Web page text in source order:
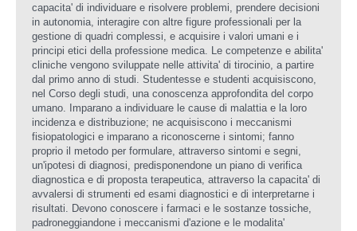
capacita' di individuare e risolvere problemi, prendere decisioni
in autonomia, interagire con altre figure professionali per la
gestione di quadri complessi, e acquisire i valori umani e i
principi etici della professione medica. Le competenze e abilita'
cliniche vengono sviluppate nelle attivita' di tirocinio, a partire
dal primo anno di studi. Studentesse e studenti acquisiscono,
nel Corso degli studi, una conoscenza approfondita del corpo
umano. Imparano a individuare le cause di malattia e la loro
incidenza e distribuzione; ne acquisiscono i meccanismi
fisiopatologici e imparano a riconoscerne i sintomi; fanno
proprio il metodo per formulare, attraverso sintomi e segni,
un'ipotesi di diagnosi, predisponendone un piano di verifica
diagnostica e di proposta terapeutica, attraverso la capacita' di
avvalersi di strumenti ed esami diagnostici e di interpretarne i
risultati. Devono conoscere i farmaci e le sostanze tossiche,
padroneggiandone i meccanismi d'azione e le modalita'